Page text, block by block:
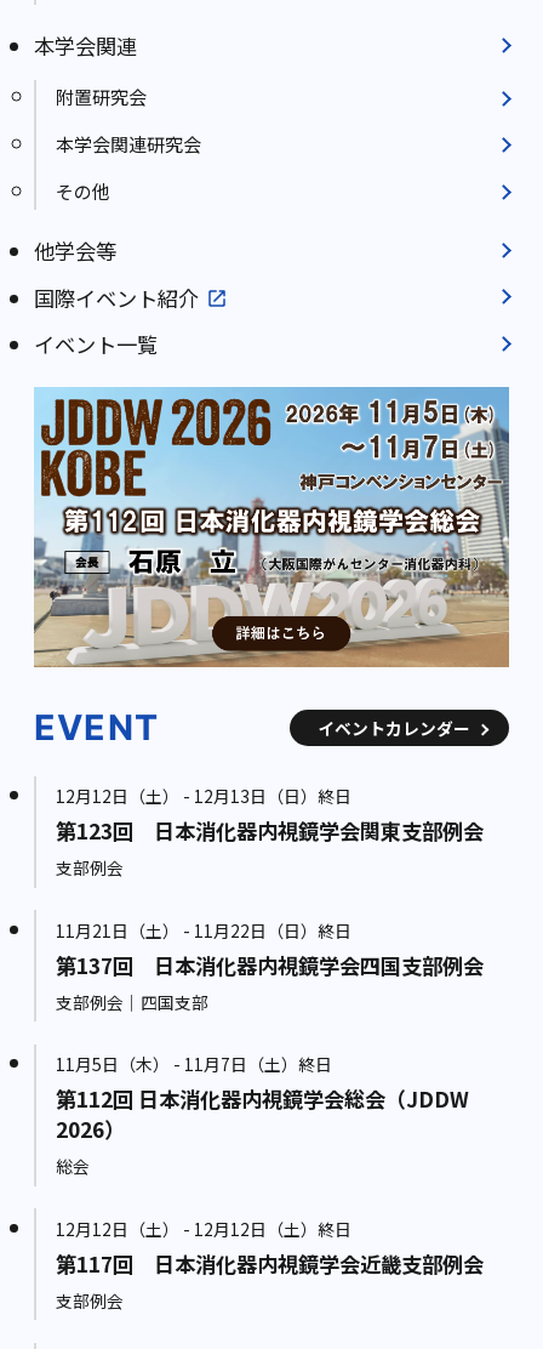
本学会関連
附置研究会
本学会関連研究会
その他
他学会等
国際イベント紹介
イベント一覧
EVENT イベントカレンダー
12月12日（土） - 12月13日（日）終日
第123回 日本消化器内視鏡学会関東支部例会
支部例会
11月21日（土） - 11月22日（日）終日
第137回 日本消化器内視鏡学会四国支部例会
支部例会｜四国支部
11月5日（木） - 11月7日（土）終日
第112回 日本消化器内視鏡学会総会（JDDW
2026）
総会
12月12日（土） - 12月12日（土）終日
第117回 日本消化器内視鏡学会近畿支部例会
支部例会